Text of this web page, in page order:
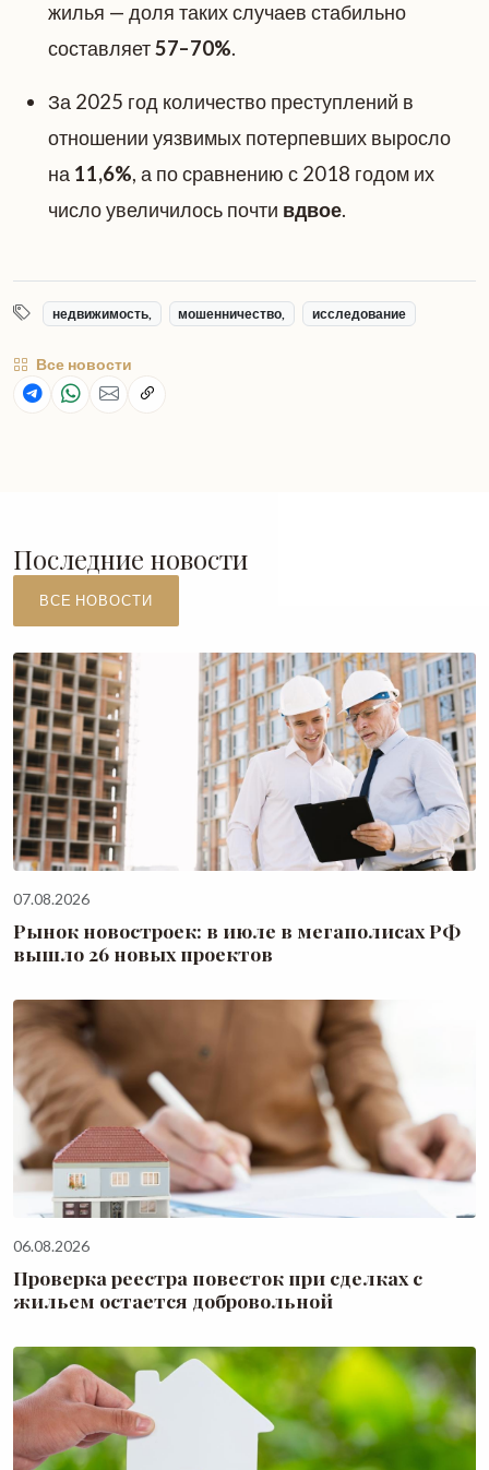
жилья — доля таких случаев стабильно
составляет57–70%.
За 2025 год количество преступлений в
отношении уязвимых потерпевших выросло
на 11,6%, а по сравнению с 2018 годом их
число увеличилось почти вдвое.
недвижимость, мошенничество, исследование
Все новости
Последние новости
ВСЕ НОВОСТИ
07.08.2026
Рынок новостроек: в июле в мегаполисах РФ
вышло 26 новых проектов
06.08.2026
Проверка реестра повесток при сделках с
жильем остается добровольной